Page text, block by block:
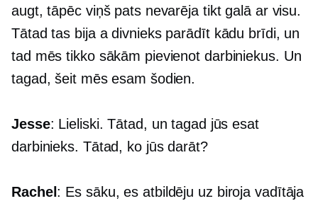
augt, tāpēc viņš pats nevarēja tikt galā ar visu.
Tātad tas bija adivnieksparādīt kādu brīdi, un
tad mēs tikko sākām pievienot darbiniekus. Un
tagad, šeit mēs esam šodien.
Jesse: Lieliski. Tātad, un tagad jūs esat
darbinieks. Tātad, ko jūs darāt?
Rachel : Es sāku, es atbildēju uz biroja vadītāja